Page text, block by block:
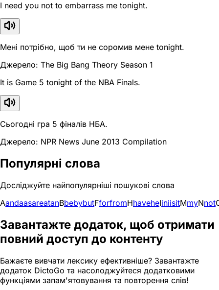
I need you not to embarrass me tonight.
Мені потрібно, щоб ти не соромив мене tonight.
Джерело: The Big Bang Theory Season 1
It is Game 5 tonight of the NBA Finals.
Сьогодні гра 5 фіналів НБА.
Джерело: NPR News June 2013 Compilation
Популярні слова
Досліджуйте найпопулярніші пошукові слова
AandaasareatanBbebybutFforfromHhaveheIiniisitMmyNnot
Завантажте додаток, щоб отримати
повний доступ до контенту
Бажаєте вивчати лексику ефективніше? Завантажте
додаток DictoGo та насолоджуйтеся додатковими
функціями запам'ятовування та повторення слів!